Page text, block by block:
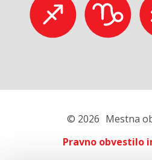
© 2026 Mestna
Pravno obvestilo